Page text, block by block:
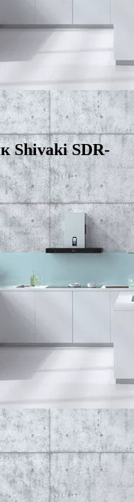
Shivaki SDR-